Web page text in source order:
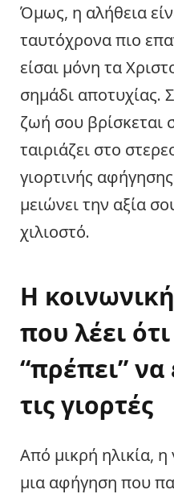
Όμως, η αλήθεια
ταυτόχρονα πιο
είσαι μόνη τα
σημάδι αποτυχίας.
ζωή σου βρίσκεται
ταιριάζει στο
γιορτινής
μειώνει την αξία
χιλιοστό.
Η
που λέει
“πρέπει”
τις γιορτές
Από μικρή ηλικία, η
μια αφήγηση που